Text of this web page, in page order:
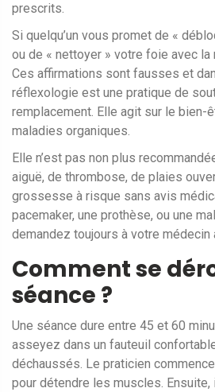
prescrits.
Si quelqu’un vous promet de «
ou de « nettoyer » votre foie avec
Ces affirmations sont fausses et
réflexologie est une pratique de
remplacement. Elle agit sur le bien-
maladies organiques.
Elle n’est pas non plus
aiguë, de thrombose, de plaies
grossesse à risque sans avis
pacemaker, une prothèse, ou une
demandez toujours à votre médecin
Comment se
séance ?
Une séance dure entre 45 et 60
asseyez dans un fauteuil
déchaussés. Le praticien
pour détendre les muscles.